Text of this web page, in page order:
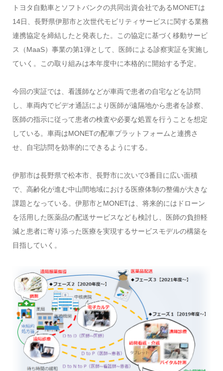
トヨタ自動車とソフトバンクの共同出資会社であるMONETは
14日、長野県伊那市と次世代モビリティサービスに関する業務
連携協定を締結したと発表した。この協定に基づく移動サービ
ス（MaaS）事業の第1弾として、医師による診察実証を実施し
ていく。この取り組みは本年度中に本格的に開始する予定。
今回の実証では、看護師などが車両で患者の自宅などを訪問
し、車両内でビデオ通話により医師が遠隔地から患者を診察、
医師の指示に従って患者の検査や必要な処置を行うことを想定
している。車両はMONETの配車プラットフォームと連携さ
せ、自宅訪問を効率的にできるようにする。
伊那市は長野県で松本市、長野市に次いで3番目に広い面積
で、高齢化が進む中山間地域における医療体制の整備が大きな
課題となっている。伊那市とMONETは、将来的にはドローン
を活用した医薬品の配送サービスなども検討し、医師の負担軽
減と患者に寄り添った医療を実現するサービスモデルの構築を
目指していく。